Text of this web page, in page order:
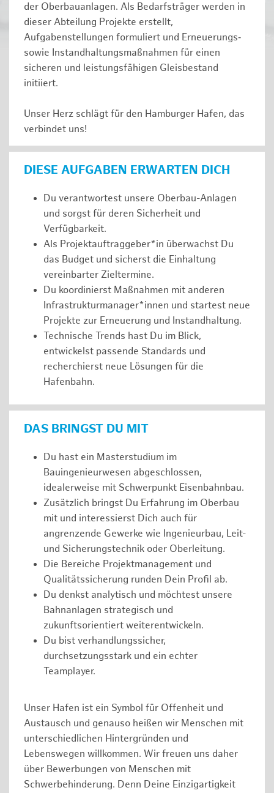
der Oberbauanlagen. Als Bedarfsträger werden in
dieser Abteilung Projekte erstellt,
Aufgabenstellungen formuliert und Erneuerungs‑
sowie Instandhaltungsmaßnahmen für einen
sicheren und leistungsfähigen Gleisbestand
initiiert.
Unser Herz schlägt für den Hamburger Hafen, das
verbindet uns!
DIESE AUFGABEN ERWARTEN DICH
Du verantwortest unsere Oberbau-Anlagen
und sorgst für deren Sicherheit und
Verfügbarkeit.
Als Projektauftraggeber*in überwachst Du
das Budget und sicherst die Einhaltung
vereinbarter Zieltermine.
Du koordinierst Maßnahmen mit anderen
Infrastrukturmanager*innen und startest neue
Projekte zur Erneuerung und Instandhaltung.
Technische Trends hast Du im Blick,
entwickelst passende Standards und
recherchierst neue Lösungen für die
Hafenbahn.
DAS BRINGST DU MIT
Du hast ein Masterstudium im
Bauingenieurwesen abgeschlossen,
idealerweise mit Schwerpunkt Eisenbahnbau.
Zusätzlich bringst Du Erfahrung im Oberbau
mit und interessierst Dich auch für
angrenzende Gewerke wie Ingenieurbau, Leit-
und Sicherungstechnik oder Oberleitung.
Die Bereiche Projektmanagement und
Qualitätssicherung runden Dein Profil ab.
Du denkst analytisch und möchtest unsere
Bahnanlagen strategisch und
zukunftsorientiert weiterentwickeln.
Du bist verhandlungssicher,
durchsetzungsstark und ein echter
Teamplayer.
Unser Hafen ist ein Symbol für Offenheit und
Austausch und genauso heißen wir Menschen mit
unterschiedlichen Hintergründen und
Lebenswegen willkommen. Wir freuen uns daher
über Bewerbungen von Menschen mit
Schwerbehinderung. Denn Deine Einzigartigkeit